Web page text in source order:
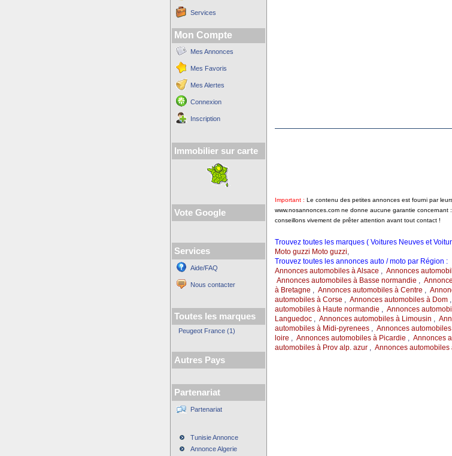
Services
Mon Compte
Mes Annonces
Mes Favoris
Mes Alertes
Connexion
Inscription
Immobilier sur carte
Vote Google
Services
Aide/FAQ
Nous contacter
Toutes les marques
Peugeot France (1)
Autres Pays
Partenariat
Partenariat
Tunisie Annonce
Annonce Algerie
Important : Le contenu des petites annonces est fourni par
www.nosannonces.com ne donne aucune garantie
conseillons vivement de prêter attention avant tout contact !
Trouvez toutes les marques ( Voitures Neuves et
Moto guzzi Moto guzzi,
Trouvez toutes les annonces auto / moto par Région :
Annonces automobiles à Alsace , Annonces
Annonces automobiles à Basse normandie ,
à Bretagne , Annonces automobiles à Centre ,
automobiles à Corse , Annonces automobiles à Dom,
automobiles à Haute normandie , Annonces
Languedoc, Annonces automobiles à Limousin ,
automobiles à Midi-pyrenees, Annonces
loire , Annonces automobiles à Picardie , Annonces
automobiles à Prov alp. azur, Annonces automobiles